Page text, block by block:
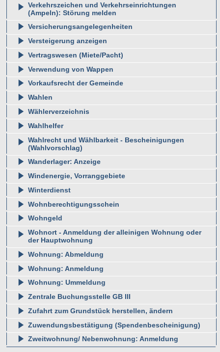
Verkehrszeichen und Verkehrseinrichtungen
(Ampeln): Störung melden
Versicherungsangelegenheiten
Versteigerung anzeigen
Vertragswesen (Miete/Pacht)
Verwendung von Wappen
Vorkaufsrecht der Gemeinde
Wahlen
Wählerverzeichnis
Wahlhelfer
Wahlrecht und Wählbarkeit - Bescheinigungen
(Wahlvorschlag)
Wanderlager: Anzeige
Windenergie, Vorranggebiete
Winterdienst
Wohnberechtigungsschein
Wohngeld
Wohnort - Anmeldung der alleinigen Wohnung oder
der Hauptwohnung
Wohnung: Abmeldung
Wohnung: Anmeldung
Wohnung: Ummeldung
Zentrale Buchungsstelle GB III
Zufahrt zum Grundstück herstellen, ändern
Zuwendungsbestätigung (Spendenbescheinigung)
Zweitwohnung/ Nebenwohnung: Anmeldung